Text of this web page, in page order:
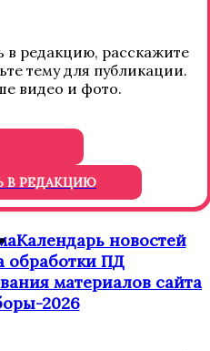
в редакцию, расскажите
тему для публикации.
видео и фото.
В РЕДАКЦИЮ
Календарь новостей
обработки ПД
материалов сайта
2026